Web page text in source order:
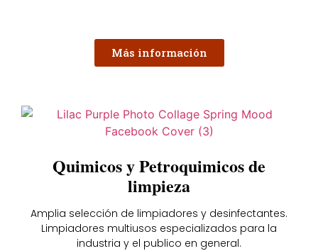
Más información
Quimicos y Petroquimicos de
limpieza
Amplia selección de limpiadores y desinfectantes.
Limpiadores multiusos especializados para la
industria y el publico en general.